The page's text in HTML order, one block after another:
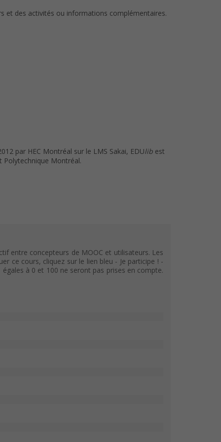
et des activités ou informations complémentaires.
par HEC Montréal sur le LMS Sakai, EDUlib est
Polytechnique Montréal.
entre concepteurs de MOOC et utilisateurs. Les
ce cours, cliquez sur le lien bleu - Je participe ! -
à 0 et 100 ne seront pas prises en compte.